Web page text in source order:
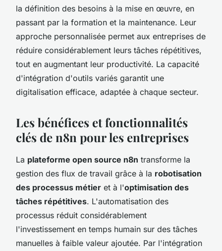
la définition des besoins à la mise en œuvre, en
passant par la formation et la maintenance. Leur
approche personnalisée permet aux entreprises de
réduire considérablement leurs tâches répétitives,
tout en augmentant leur productivité. La capacité
d'intégration d'outils variés garantit une
digitalisation efficace, adaptée à chaque secteur.
Les bénéfices et fonctionnalités
clés de n8n pour les entreprises
La plateforme open source n8n transforme la
gestion des flux de travail grâce à la robotisation
des processus métier et à l'optimisation des
tâches répétitives. L'automatisation des
processus réduit considérablement
l'investissement en temps humain sur des tâches
manuelles à faible valeur ajoutée. Par l'intégration